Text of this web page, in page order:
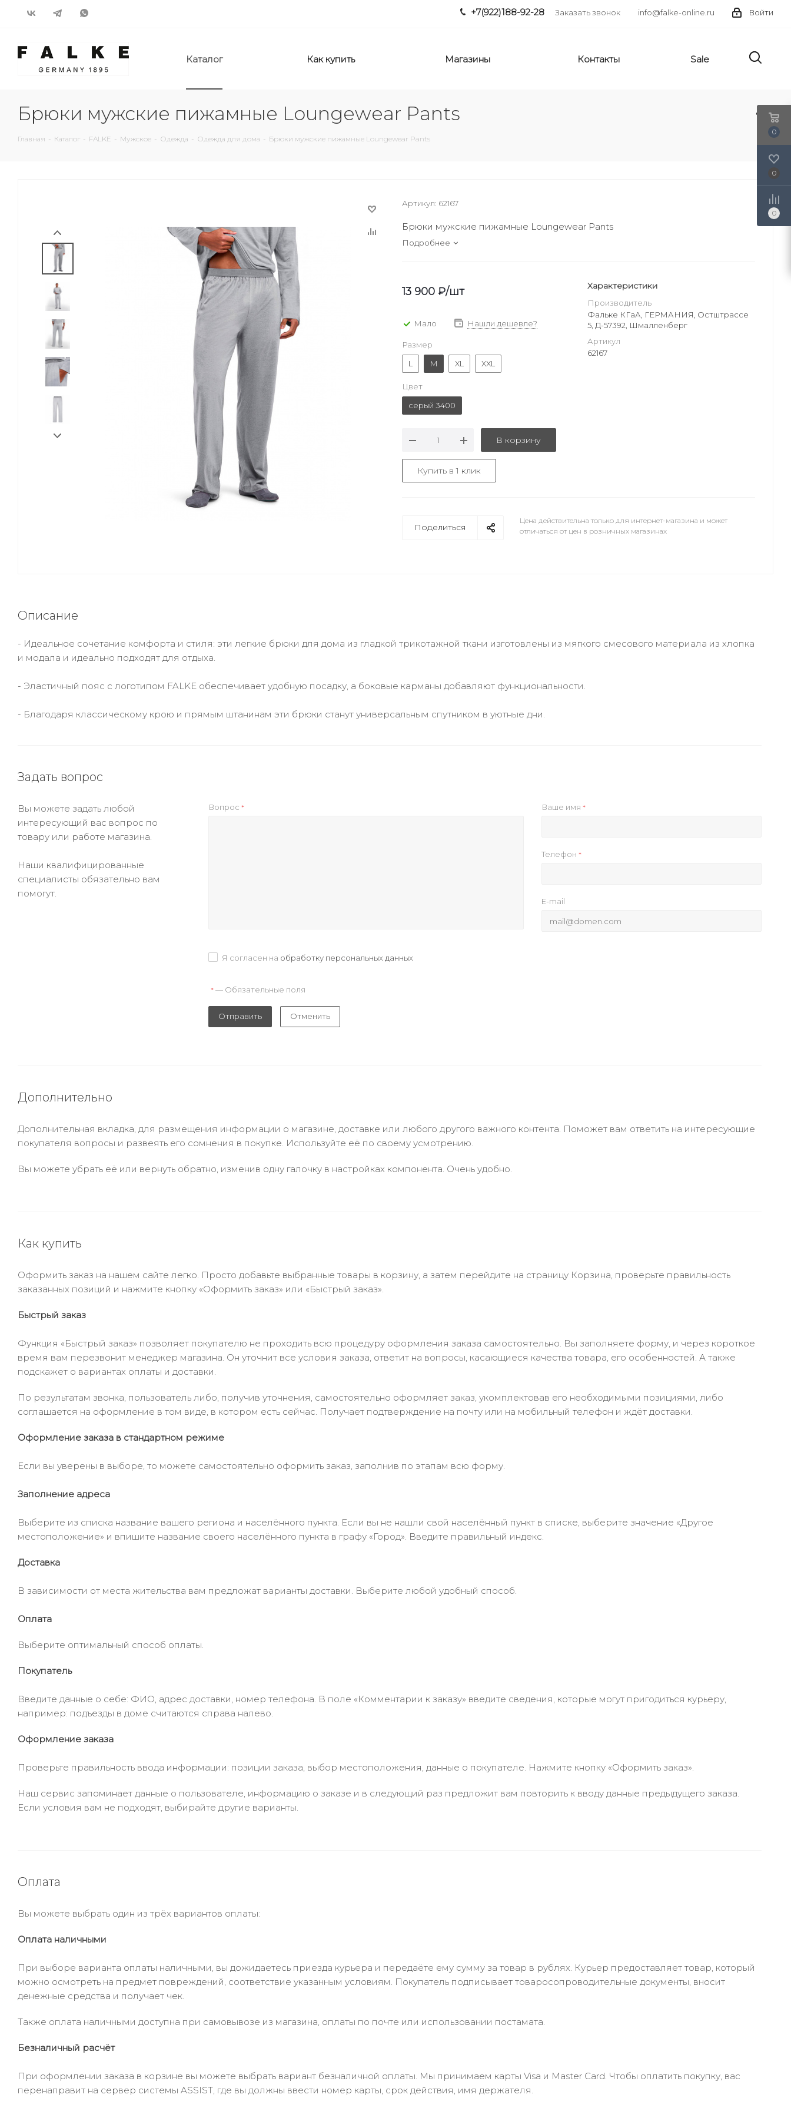
Войти
info@falke-online.ru
+7(922)188-92-28 Заказать звонок
Каталог Как купить Магазины Контакты Sale
Брюки мужские пижамные Loungewear Pants
Главная - Каталог - FALKE - Мужское - Одежда - Одежда для дома - Брюки мужские пижамные Loungewear Pants
Артикул: 62167
Брюки мужские пижамные Loungewear Pants
Подробнее
13 900 ₽/шт
Мало Нашли дешевле?
Размер
L
M XL XXL
Цвет
серый 3400
В корзину
Купить в 1 клик
Характеристики
Производитель
Фальке КГаА, ГЕРМАНИЯ, Остштрассе
5, Д-57392, Шмалленберг
Артикул
62167
Поделиться
Цена действительна только для интернет-магазина и может
отличаться от цен в розничных магазинах
Описание
- Идеальное сочетание комфорта и стиля: эти легкие брюки для дома из гладкой трикотажной ткани изготовлены из мягкого смесового материала из хлопка
и модала и идеально подходят для отдыха.
- Эластичный пояс с логотипом FALKE обеспечивает удобную посадку, а боковые карманы добавляют функциональности.
- Благодаря классическому крою и прямым штанинам эти брюки станут универсальным спутником в уютные дни.
Задать вопрос
Вы можете задать любой
интересующий вас вопрос по
товару или работе магазина.
Наши квалифицированные
специалисты обязательно вам
помогут.
Вопрос * Ваше имя *
Телефон *
E-mail
Я согласен на обработку персональных данных
*— Обязательные поля
Отправить Отменить
Дополнительно
Дополнительная вкладка, для размещения информации о магазине, доставке или любого другого важного контента. Поможет вам ответить на интересующие
покупателя вопросы и развеять его сомнения в покупке. Используйте её по своему усмотрению.
Вы можете убрать её или вернуть обратно, изменив одну галочку в настройках компонента. Очень удобно.
Как купить
Оформить заказ на нашем сайте легко. Просто добавьте выбранные товары в корзину, а затем перейдите на страницу Корзина, проверьте правильность
заказанных позиций и нажмите кнопку «Оформить заказ» или «Быстрый заказ».
Быстрый заказ
Функция «Быстрый заказ» позволяет покупателю не проходить всю процедуру оформления заказа самостоятельно. Вы заполняете форму, и через короткое
время вам перезвонит менеджер магазина. Он уточнит все условия заказа, ответит на вопросы, касающиеся качества товара, его особенностей. А также
подскажет о вариантах оплаты и доставки.
По результатам звонка, пользователь либо, получив уточнения, самостоятельно оформляет заказ, укомплектовав его необходимыми позициями, либо
соглашается на оформление в том виде, в котором есть сейчас. Получает подтверждение на почту или на мобильный телефон и ждёт доставки.
Оформление заказа в стандартном режиме
Если вы уверены в выборе, то можете самостоятельно оформить заказ, заполнив по этапам всю форму.
Заполнение адреса
Выберите из списка название вашего региона и населённого пункта. Если вы не нашли свой населённый пункт в списке, выберите значение «Другое
местоположение» и впишите название своего населённого пункта в графу «Город». Введите правильный индекс.
Доставка
В зависимости от места жительства вам предложат варианты доставки. Выберите любой удобный способ.
Оплата
Выберите оптимальный способ оплаты.
Покупатель
Введите данные о себе: ФИО, адрес доставки, номер телефона. В поле «Комментарии к заказу» введите сведения, которые могут пригодиться курьеру,
например: подъезды в доме считаются справа налево.
Оформление заказа
Проверьте правильность ввода информации: позиции заказа, выбор местоположения, данные о покупателе. Нажмите кнопку «Оформить заказ».
Наш сервис запоминает данные о пользователе, информацию о заказе и в следующий раз предложит вам повторить к вводу данные предыдущего заказа.
Если условия вам не подходят, выбирайте другие варианты.
Оплата
Вы можете выбрать один из трёх вариантов оплаты:
Оплата наличными
При выборе варианта оплаты наличными, вы дожидаетесь приезда курьера и передаёте ему сумму за товар в рублях. Курьер предоставляет товар, который
можно осмотреть на предмет повреждений, соответствие указанным условиям. Покупатель подписывает товаросопроводительные документы, вносит
денежные средства и получает чек.
Также оплата наличными доступна при самовывозе из магазина, оплаты по почте или использовании постамата.
Безналичный расчёт
При оформлении заказа в корзине вы можете выбрать вариант безналичной оплаты. Мы принимаем карты Visa и Master Card. Чтобы оплатить покупку, вас
перенаправит на сервер системы ASSIST, где вы должны ввести номер карты, срок действия, имя держателя.
0
0
0